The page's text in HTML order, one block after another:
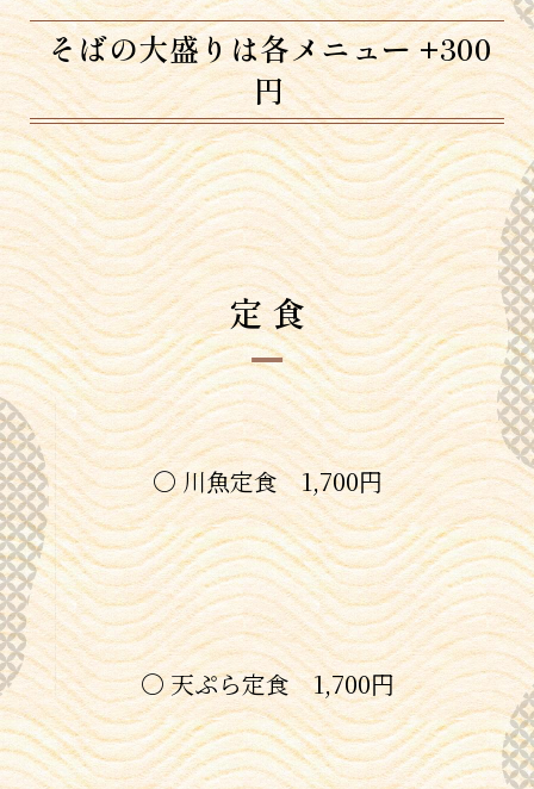
そばの大盛りは各メニュー +300
円
定 食
〇 川魚定食 1,700円
〇 天ぷら定食 1,700円